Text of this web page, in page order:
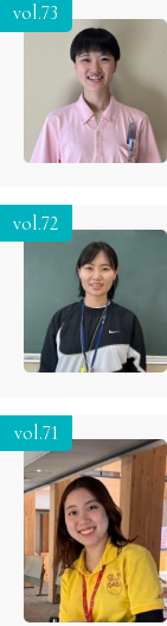
vol.73
vol.72
vol.71